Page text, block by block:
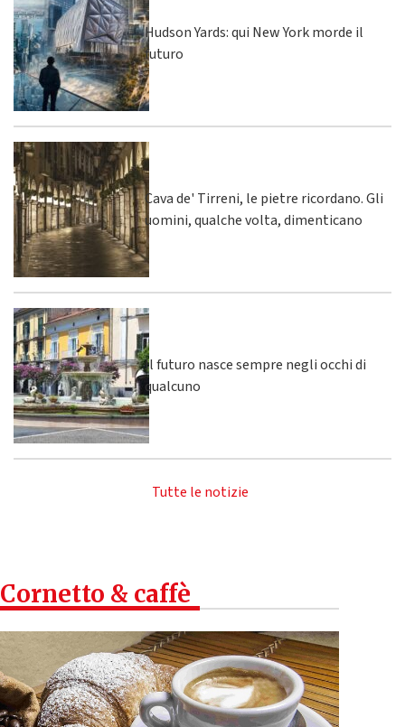
Hudson Yards: qui New York morde il
futuro
Cava de' Tirreni, le pietre ricordano. Gli
uomini, qualche volta, dimenticano
Il futuro nasce sempre negli occhi di
qualcuno
Tutte le notizie
Cornetto & caffè